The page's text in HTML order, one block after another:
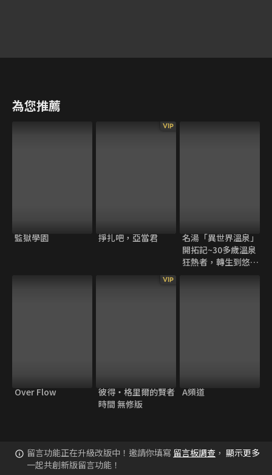
為您推薦
監獄學園
VIP
掙扎吧，亞當君
名湯「異世界溫泉」
開拓記~30多歲溫泉
狂熱者，轉生到悠閒
Over Flow
VIP
彼得・格里爾的賢者
時間 無修版
A頻道
留言功能正在升級改版中！邀請你填寫 留言板調查 ，
一起共創新版留言功能！
顯示更多